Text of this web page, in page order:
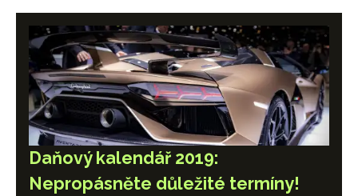
Daňový kalendář 2019:
Nepropásněte důležité termíny!